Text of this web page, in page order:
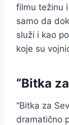
filmu težinu
samo da
služi i kao
koje su
“Bitka
“Bitka za
dramatično